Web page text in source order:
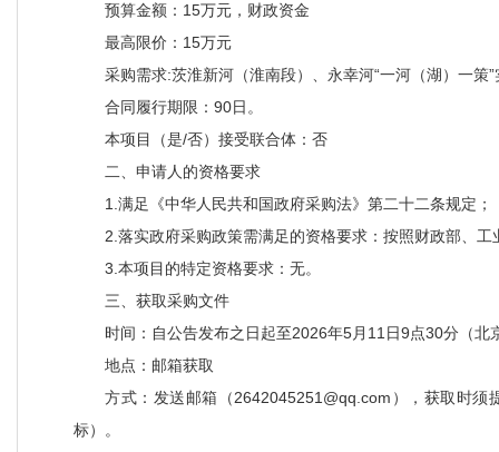
预算金额：15万元，财政资金
最高限价：15万元
采购需求:茨淮新河（淮南段）、永幸河“一河（湖）一
合同履行期限：90日。
本项目（是/否）接受联合体：否
二、申请人的资格要求
1.满足《中华人民共和国政府采购法》第二十二条规定；
2.落实政府采购政策需满足的资格要求：按照财政部、
3.本项目的特定资格要求：无。
三、获取采购文件
时间：自公告发布之日起至2026年5月11日9点30分（北
地点：邮箱获取
方式：发送邮箱（2642045251@qq.com），获取时
标）。